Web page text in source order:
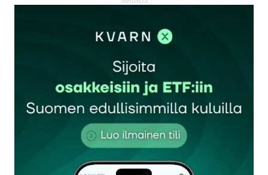
kirjautua
rekisteröityä
Sähköpostiosoitettasi ei julkaista.Pakolliset
kentät on merkitty*